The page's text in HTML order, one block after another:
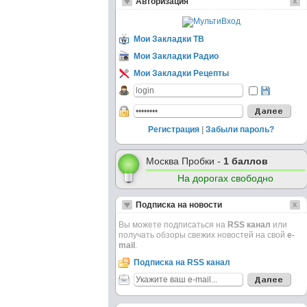
Мои Закладки ТВ
Мои Закладки Радио
Мои Закладки Рецепты
Регистрация Забыли пароль?
Москва Пробки - 1 баллов
На дорогах свободно
Подписка на новости
Вы можете подписаться на RSS канал или
получать обзоры свежих новостей на свой e-
mail .
Подписка на RSS канал